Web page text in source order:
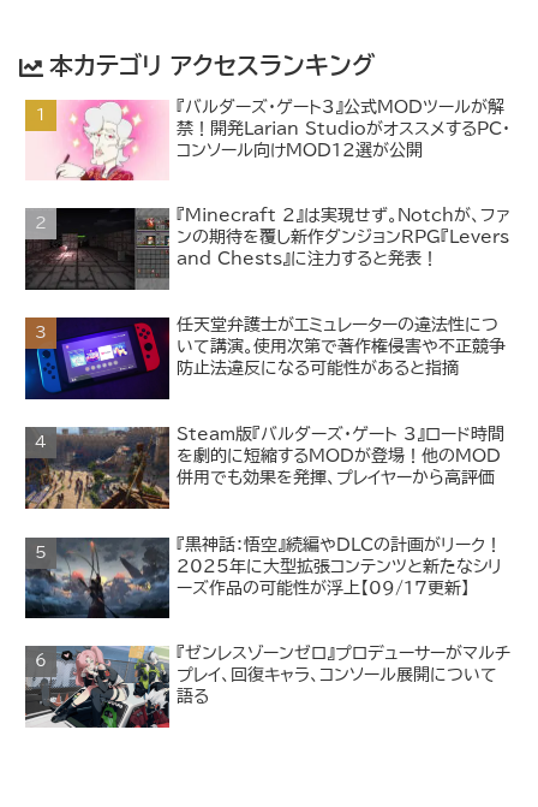
本カテゴリ アクセスランキング
『バルダーズ・ゲート3』公式MODツールが解
禁！開発Larian StudioがオススメするPC・
コンソール向けMOD12選が公開
『Minecraft 2』は実現せず。Notchが、ファ
ンの期待を覆し新作ダンジョンRPG『Levers
and Chests』に注力すると発表！
任天堂弁護士がエミュレーターの違法性につ
いて講演。使用次第で著作権侵害や不正競争
防止法違反になる可能性があると指摘
Steam版『バルダーズ・ゲート 3』ロード時間
を劇的に短縮するMODが登場！他のMOD
併用でも効果を発揮、プレイヤーから高評価
『黒神話：悟空』続編やDLCの計画がリーク！
2025年に大型拡張コンテンツと新たなシリ
ーズ作品の可能性が浮上【09/17更新】
『ゼンレスゾーンゼロ』プロデューサーがマルチ
プレイ、回復キャラ、コンソール展開について
語る